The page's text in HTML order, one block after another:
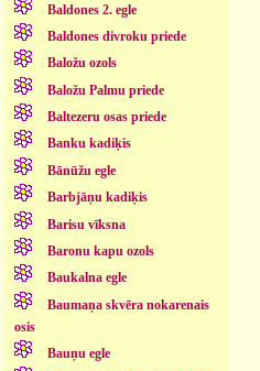
Baldones 2. egle
Baldones divroku priede
Baložu ozols
Baložu Palmu priede
Baltezeru osas priede
Banku kadiķis
Bānūžu egle
Barbjāņu kadiķis
Barisu vīksna
Baronu kapu ozols
Baukalna egle
Baumaņa skvēra nokarenais
osis
Bauņu egle